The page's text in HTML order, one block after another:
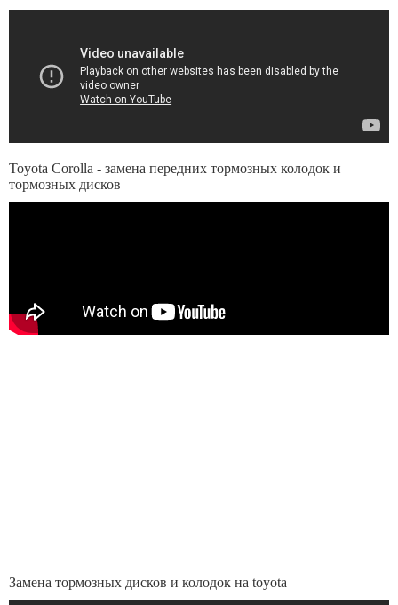
Toyota Corolla - замена передних тормозных колодок и
тормозных дисков
Замена тормозных дисков и колодок на toyota